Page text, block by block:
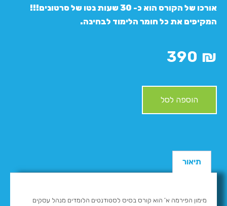
אורכו של הקורס הוא כ- 30 שעות נטו של סרטונים!!!
המקיפים את כל חומר הלימוד לבחינה.
390 ₪
הוספה לסל
תיאור
מימון הפירמה א’ הוא קורס בסיס לסטודנטים הלומדים מנהל עסקים